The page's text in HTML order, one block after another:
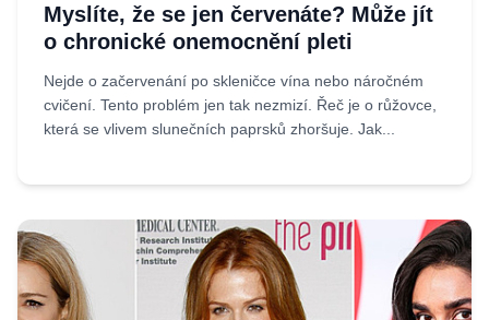
Myslíte, že se jen červenáte? Může jít
o chronické onemocnění pleti
Nejde o začervenání po skleničce vína nebo náročném
cvičení. Tento problém jen tak nezmizí. Řeč je o růžovce,
která se vlivem slunečních paprsků zhoršuje. Jak...